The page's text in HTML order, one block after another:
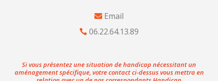
Email
06.22.64.13.89
Si vous présentez une situation de handicap nécessitant un
aménagement spécifique, votre contact ci-dessus vous mettra en